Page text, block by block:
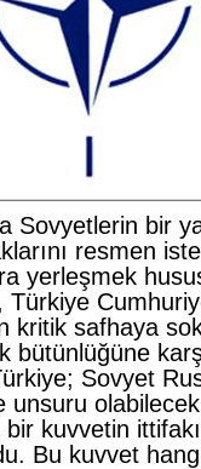
Sovyetlerin bir
resmen
yerleşmek
Türkiye
kritik safhaya
bütünlüğüne
Sovyet
unsuru
kuvvetin
Bu kuvvet